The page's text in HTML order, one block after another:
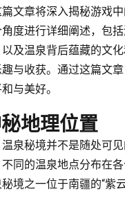
文章将深入揭秘游戏
度进行详细阐述，包
及温泉背后蕴藏的文
与收获。通过这篇文
与美好。
地理位置
泉秘境并不是随处可
同的温泉地点分布在
境之一位于南疆的“紫